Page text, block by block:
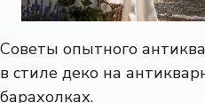
Советы опытного
в стиле деко на
барахолках.